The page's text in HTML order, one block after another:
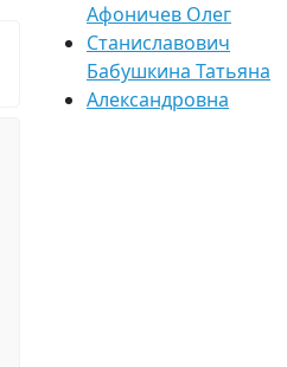
Афоничев Олег
Станиславович
Бабушкина Татьяна
Александровна